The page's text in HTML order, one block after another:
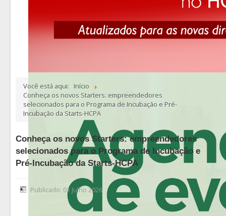
Você está aqui:
Início
Conheça os novos Starters: empreendedores
selecionados para o Programa de Incubação e Pré-
Incubação da Starts-HCPA
Conheça os novos Starters: empreendedores
selecionados para o Programa de Incubação e
Pré-Incubação da Starts-HCPA
Publicado: 01 Julho 2026